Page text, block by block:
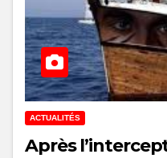
ACTUALITÉS
Après